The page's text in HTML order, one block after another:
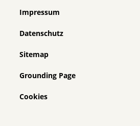
Impressum
Datenschutz
Sitemap
Grounding Page
Cookies